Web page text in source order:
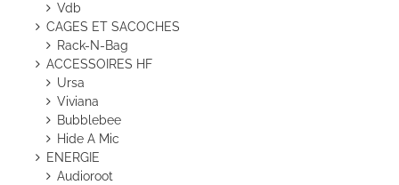
Vdb
CAGES ET SACOCHES
Rack-N-Bag
ACCESSOIRES HF
Ursa
Viviana
Bubblebee
Hide A Mic
ENERGIE
Audioroot